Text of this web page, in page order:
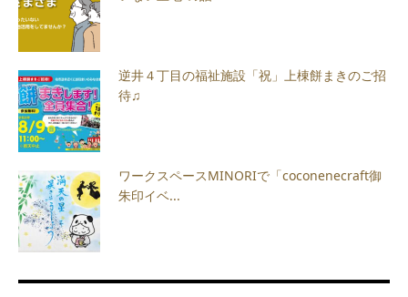
逆井４丁目の福祉施設「祝」上棟餅まきのご招
待♫
ワークスペースMINORIで「coconenecraft御
朱印イベ...